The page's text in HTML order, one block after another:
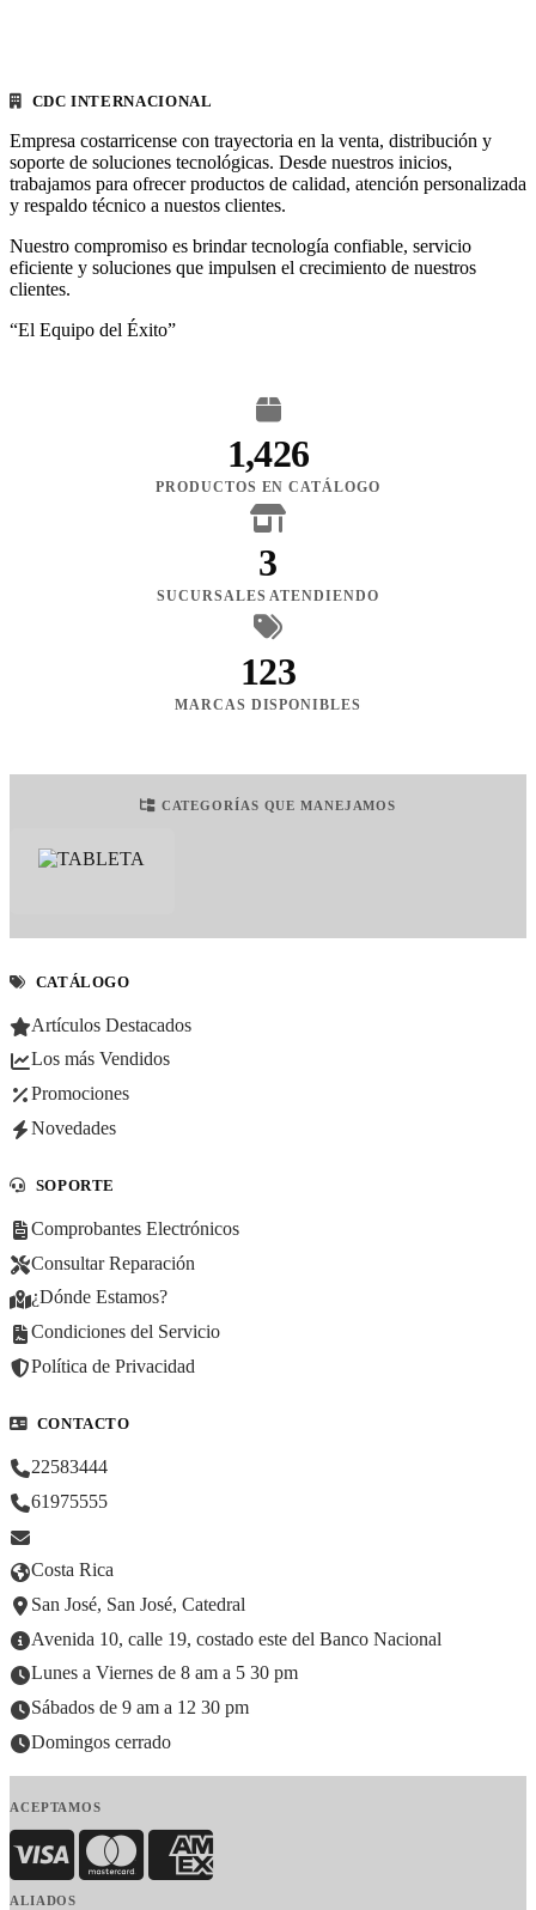
CDC INTERNACIONAL
Empresa costarricense con trayectoria en la venta, distribución y
soporte de soluciones tecnológicas. Desde nuestros inicios,
trabajamos para ofrecer productos de calidad, atención personalizada
y respaldo técnico a nuestos clientes.
Nuestro compromiso es brindar tecnología confiable, servicio
eficiente y soluciones que impulsen el crecimiento de nuestros
clientes.
“El Equipo del Éxito”
1,426
PRODUCTOS EN CATÁLOGO
3
SUCURSALES ATENDIENDO
123
MARCAS DISPONIBLES
CATEGORÍAS QUE MANEJAMOS
CATÁLOGO
Artículos Destacados
Los más Vendidos
Promociones
Novedades
SOPORTE
Comprobantes Electrónicos
Consultar Reparación
¿Dónde Estamos?
Condiciones del Servicio
Política de Privacidad
CONTACTO
22583444
61975555
Costa Rica
San José, San José, Catedral
Avenida 10, calle 19, costado este del Banco Nacional
Lunes a Viernes de 8 am a 5 30 pm
Sábados de 9 am a 12 30 pm
Domingos cerrado
ACEPTAMOS
Visa MasterCardAmerican Express
ALIADOS